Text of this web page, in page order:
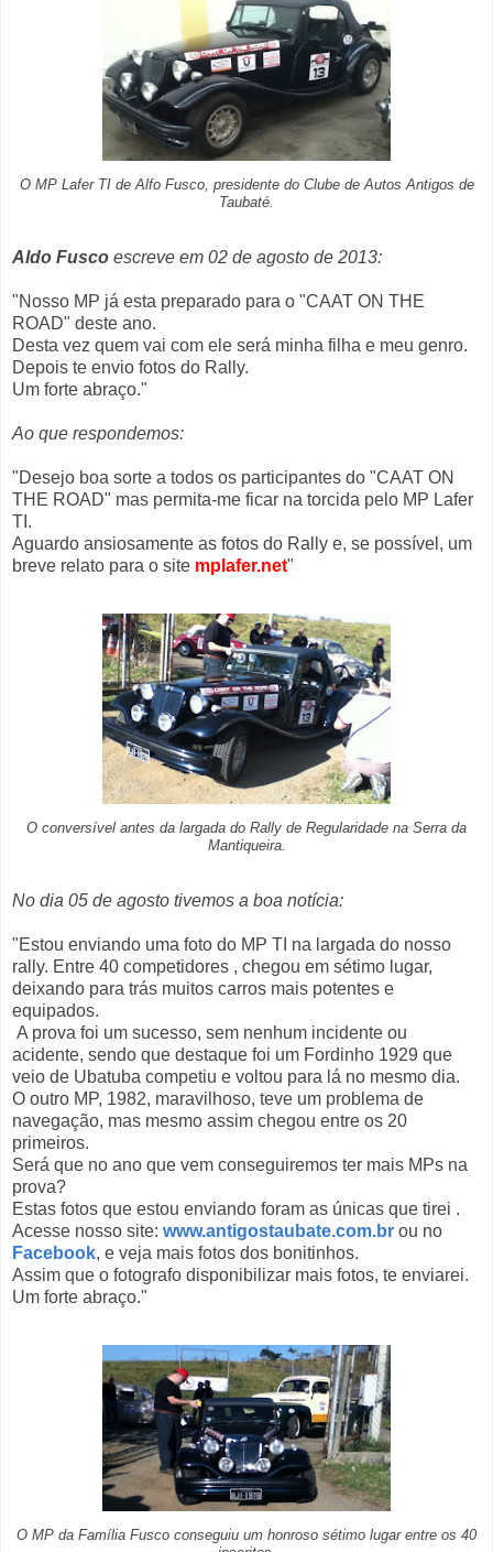
O MP Lafer TI de Alfo Fusco, presidente do Clube de Autos Antigos de
Taubaté.
Aldo Fusco escreve em 02 de agosto de 2013:
"Nosso MP já esta preparado para o "CAAT ON THE
ROAD" deste ano.
Desta vez quem vai com ele será minha filha e meu genro.
Depois te envio fotos do Rally.
Um forte abraço."
Ao que respondemos:
"Desejo boa sorte a todos os participantes do "CAAT ON
THE ROAD" mas permita-me ficar na torcida pelo MP Lafer
TI.
Aguardo ansiosamente as fotos do Rally e, se possível, um
breve relato para o site mplafer.net"
O conversível antes da largada do Rally de Regularidade na Serra da
Mantiqueira.
No dia 05 de agosto tivemos a boa notícia:
"Estou enviando uma foto do MP TI na largada do nosso
rally. Entre 40 competidores , chegou em sétimo lugar,
deixando para trás muitos carros mais potentes e
equipados.
A prova foi um sucesso, sem nenhum incidente ou
acidente, sendo que destaque foi um Fordinho 1929 que
veio de Ubatuba competiu e voltou para lá no mesmo dia.
O outro MP, 1982, maravilhoso, teve um problema de
navegação, mas mesmo assim chegou entre os 20
primeiros.
Será que no ano que vem conseguiremos ter mais MPs na
prova?
Estas fotos que estou enviando foram as únicas que tirei .
Acesse nosso site: www.antigostaubate.com.br ou no
Facebook, e veja mais fotos dos bonitinhos.
Assim que o fotografo disponibilizar mais fotos, te enviarei.
Um forte abraço."
O MP da Família Fusco conseguiu um honroso sétimo lugar entre os 40